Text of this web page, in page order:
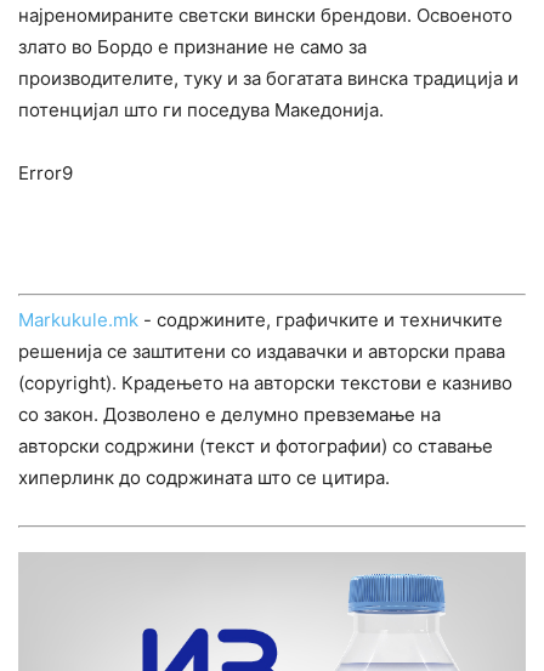
најреномираните светски вински брендови. Освоеното
злато во Бордо е признание не само за
производителите, туку и за богатата винска традиција и
потенцијал што ги поседува Македонија.
Error9
Markukule.mk - содржините, графичките и техничките
решенија се заштитени со издавачки и авторски права
(copyright). Крадењето на авторски текстови е казниво
со закон. Дозволено е делумно превземање на
авторски содржини (текст и фотографии) со ставање
хиперлинк до содржината што се цитира.